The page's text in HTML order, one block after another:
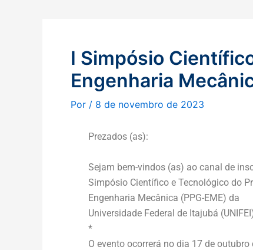
I Simpósio
Engenharia
Por / 8 de novembro de 2023
Prezados (as):
Sejam bem-vindos (as) ao canal de
Simpósio Científico e Tecnológico do
Engenharia Mecânica (PPG-EME) da
Universidade Federal de Itajubá
*
O evento ocorrerá no dia 17 de